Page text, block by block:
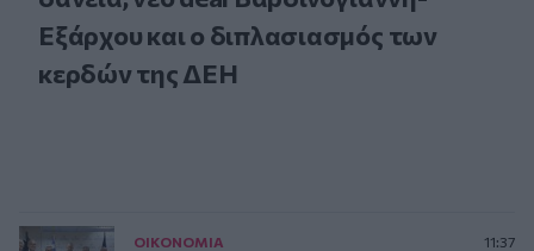
Εξάρχου και ο διπλασιασμός των
κερδών της ΔΕΗ
ΟΙΚΟΝΟΜΙΑ 11:37